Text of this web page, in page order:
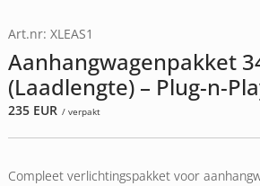
Art.nr: XLEAS1
Aanhangwagenpakket
(Laadlengte) – Plug-n-
235 EUR / verpakt
Compleet verlichtingspakket voor